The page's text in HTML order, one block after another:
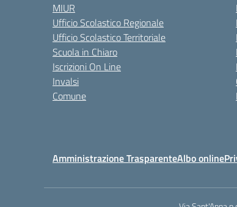
MIUR
Ufficio Scolastico Regionale
Ufficio Scolastico Territoriale
Scuola in Chiaro
Iscrizioni On Line
Invalsi
Comune
Amministrazione TrasparenteAlbo online